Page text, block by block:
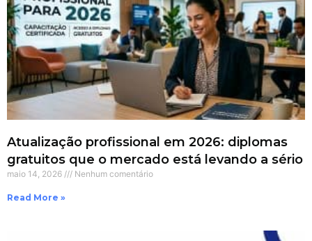
Atualização profissional em 2026: diplomas
gratuitos que o mercado está levando a sério
maio 14, 2026 Nenhum comentário
Read More »